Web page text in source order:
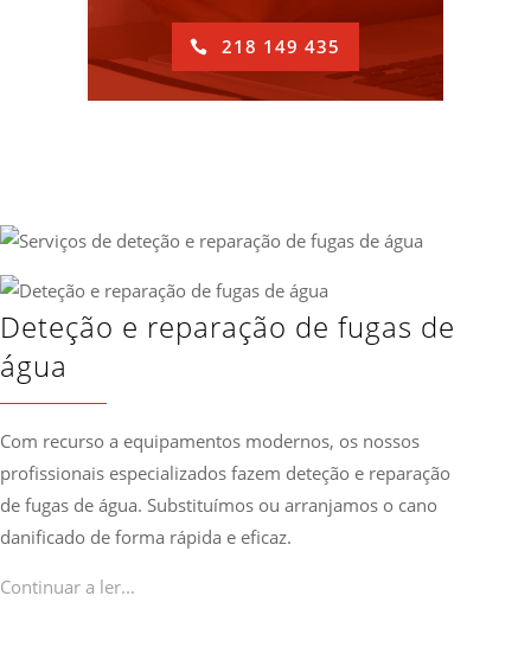
218 149 435
Deteção e reparação de fugas de
água
Com recurso a equipamentos modernos, os nossos
profissionais especializados fazem deteção e reparação
de fugas de água. Substituímos ou arranjamos o cano
danificado de forma rápida e eficaz.
Continuar a ler...